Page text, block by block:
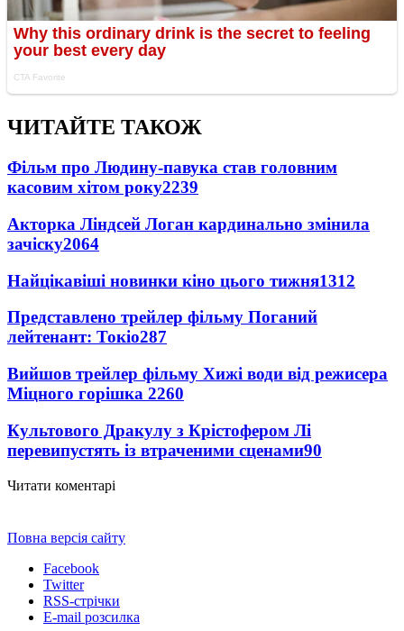
ЧИТАЙТЕ ТАКОЖ
Фільм про Людину-павука став головним
касовим хітом року2239
Акторка Ліндсей Логан кардинально змінила
зачіску2064
Найцікавіші новинки кіно цього тижня1312
Представлено трейлер фільму Поганий
лейтенант: Токіо287
Вийшов трейлер фільму Хижі води від режисера
Міцного горішка 2260
Культового Дракулу з Крістофером Лі
перевипустять із втраченими сценами90
Читати коментарі
Повна версія сайту
Facebook
Twitter
RSS-стрічки
E-mail розсилка